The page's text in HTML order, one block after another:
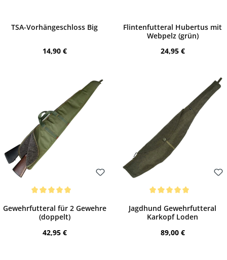
TSA-Vorhängeschloss Big
Regulärer Preis:
14,90 €
Flintenfutteral Hubertus mit
Webpelz (grün)
Regulärer Preis:
24,95 €
Bewerten
Gewehrfutteral für 2 Gewehre
(doppelt)
Regulärer Preis:
42,95 €
Bewerten
Jagdhund Gewehrfutteral
Karkopf Loden
Regulärer Preis:
89,00 €